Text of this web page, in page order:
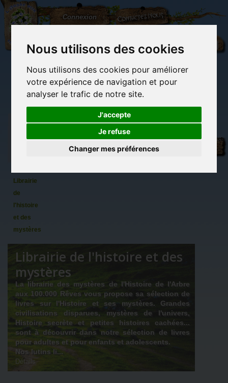
Nous utilisons des cookies
Nous utilisons des cookies pour améliorer
votre expérience de navigation et pour
analyser le trafic de notre site.
J'accepte
Je refuse
Changer mes préférences
L'Arbre
aux
100.000
Connexion Contactez-nous
(vide)
Librairie des
Carterie
originale
Activités
détente et jeux
Objets déco et
Librairie
de
l'histoire
et des
mystères
Librairie de l'histoire et des
mystères
La librairie des mystères de l'Histoire de l'Arbre
aux 100.000 Rêves vous propose sa sélection de
livres sur l'Histoire et ses mystères. Grandes
civilisations disparues, mystères de l'univers,
Histoire secrète et petites histoires cachées...
sont à découvrir dans notre sélection de livres
pour adultes et pour enfants et adolescents.
Nos lutins li...
Détails